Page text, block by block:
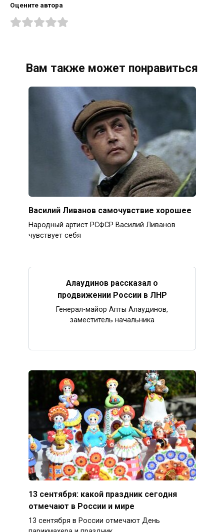
Оцените автора
Вам также может понравиться
Василий Ливанов самочувствие хорошее
Народный артист РСФСР Василий Ливанов
чувствует себя
Алаудинов рассказал о
продвижении России в ЛНР
Генерал-майор Апты Алаудинов,
заместитель начальника
13 сентября: какой праздник сегодня
отмечают в России и мире
13 сентября в России отмечают День